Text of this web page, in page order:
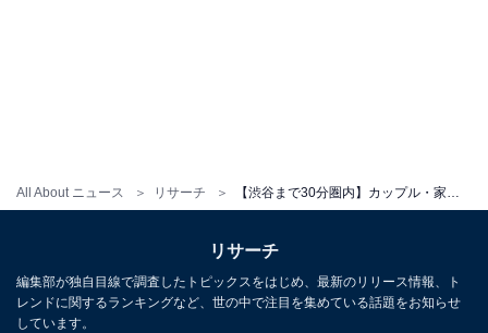
All About ニュース リサーチ 【渋谷まで30分圏内】カップル・家族向け中古マンションの価格相場が安い駅ランキング！ 2位「生田」、1位は？
リサーチ
編集部が独自目線で調査したトピックスをはじめ、最新のリリース情報、ト
レンドに関するランキングなど、世の中で注目を集めている話題をお知らせ
しています。